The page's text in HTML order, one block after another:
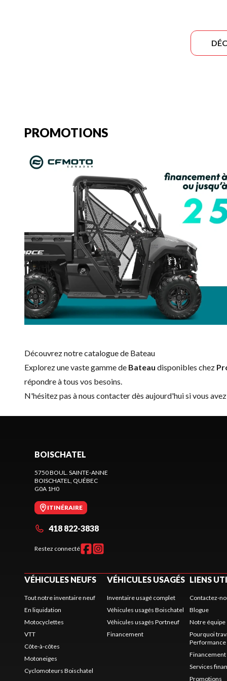
PROMOTIONS
Découvrez notre catalogue de Bateau
Explorez une vaste gamme de Bateau disponibles chez
répondre à tous vos besoins.
N'hésitez pas ànous contacterdès aujourd'hui si vous
BOISCHATEL
5750 BOUL. SAINTE-ANNE
BOISCHATEL
, QUÉBEC
G0A 1H0
ITINÉRAIRE
418 822-3838
Restez connecté
VÉHICULES NEUFS
Tout notre inventaire neuf
En liquidation
Motocyclettes
VTT
Côte-à-côtes
Motoneiges
Cyclomoteurs Boischatel
VÉHICULES USAGÉS
Inventaire usagé complet
Véhicules usagés Boischatel
Véhicules usagés Portneuf
Financement
LIENS
Contactez-
Blogue
Notre équipe
Pourquoi
Performance
Financement
Services
Promotions